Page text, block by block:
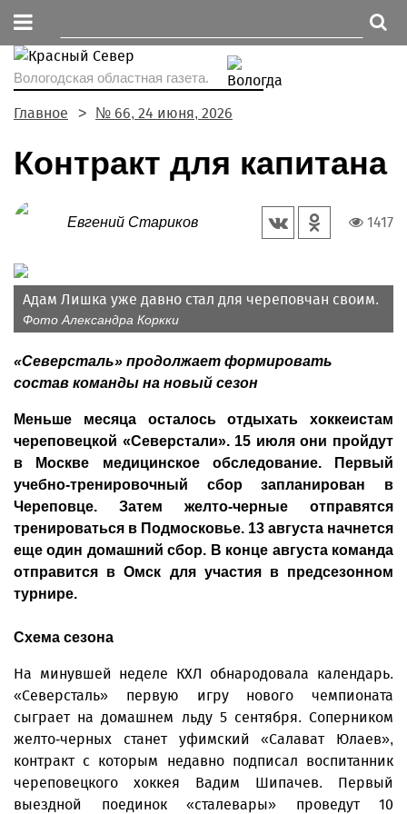
Вологодская областная газета.
Главное № 66, 24 июня, 2026
Контракт для капитана
Евгений Стариков 1417
Адам Лишка уже давно стал для череповчан своим.
Фото Александра Коркки
«Северсталь» продолжает формировать
состав команды на новый сезон
Меньше месяца осталось отдыхать хоккеистам
череповецкой «Северстали». 15 июля они пройдут
в Москве медицинское обследование. Первый
учебно-тренировочный сбор запланирован в
Череповце. Затем желто-черные отправятся
тренироваться в Подмосковье. 13 августа начнется
еще один домашний сбор. В конце августа команда
отправится в Омск для участия в предсезонном
турнире.
Схема сезона
На минувшей неделе КХЛ обнародовала календарь.
«Северсталь» первую игру нового чемпионата
сыграет на домашнем льду 5 сентября. Соперником
желто-черных станет уфимский «Салават Юлаев»,
контракт с которым недавно подписал воспитанник
череповецкого хоккея Вадим Шипачев. Первый
выездной поединок «сталевары» проведут 10